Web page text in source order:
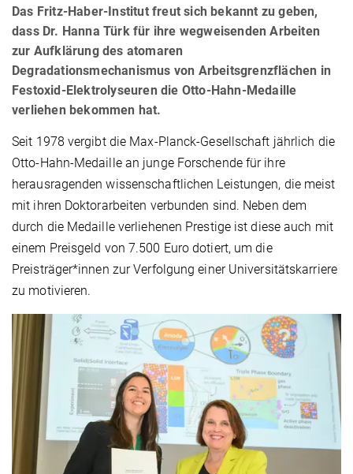
Das Fritz-Haber-Institut freut sich bekannt zu geben,
dass Dr. Hanna Türk für ihre wegweisenden Arbeiten
zur Aufklärung des atomaren
Degradationsmechanismus von Arbeitsgrenzflächen in
Festoxid-Elektrolyseuren die Otto-Hahn-Medaille
verliehen bekommen hat.
Seit 1978 vergibt die Max-Planck-Gesellschaft jährlich die
Otto-Hahn-Medaille an junge Forschende für ihre
herausragenden wissenschaftlichen Leistungen, die meist
mit ihren Doktorarbeiten verbunden sind. Neben dem
durch die Medaille verliehenen Prestige ist diese auch mit
einem Preisgeld von 7.500 Euro dotiert, um die
Preisträger*innen zur Verfolgung einer Universitätskarriere
zu motivieren.